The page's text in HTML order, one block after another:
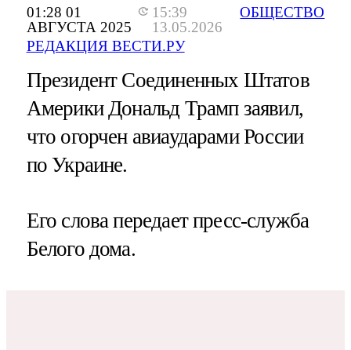
01:28 01
АВГУСТА 2025
15:39
13.05.2026
РЕДАКЦИЯ ВЕСТИ.РУ
ОБЩЕСТВО
Президент Соединенных Штатов
Америки Дональд Трамп заявил,
что огорчен авиаударами России
по Украине.
Его слова передает пресс-служба
Белого дома.